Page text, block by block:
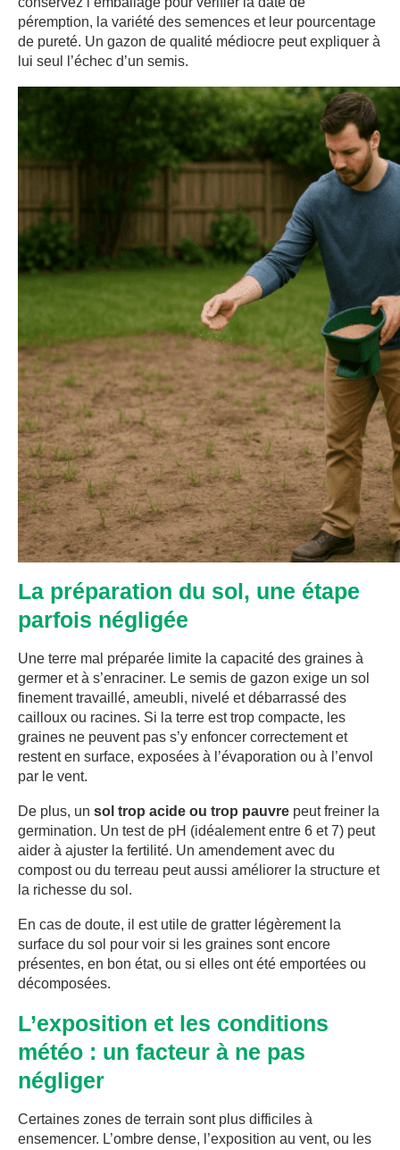
péremption, la variété des semences et leur pourcentage
de pureté. Un gazon de qualité médiocre peut expliquer à
lui seul l’échec d’un semis.
La préparation du sol, une étape
parfois négligée
Une terre mal préparée limite la capacité des graines à
germer et à s’enraciner. Le semis de gazon exige un sol
finement travaillé, ameubli, nivelé et débarrassé des
cailloux ou racines. Si la terre est trop compacte, les
graines ne peuvent pas s’y enfoncer correctement et
restent en surface, exposées à l’évaporation ou à l’envol
par le vent.
De plus, un sol trop acide ou trop pauvre peut freiner la
germination. Un test de pH (idéalement entre 6 et 7) peut
aider à ajuster la fertilité. Un amendement avec du
compost ou du terreau peut aussi améliorer la structure et
la richesse du sol.
En cas de doute, il est utile de gratter légèrement la
surface du sol pour voir si les graines sont encore
présentes, en bon état, ou si elles ont été emportées ou
décomposées.
L’exposition et les conditions
météo : un facteur à ne pas
négliger
Certaines zones de terrain sont plus difficiles à
ensemencer. L’ombre dense, l’exposition au vent, ou les